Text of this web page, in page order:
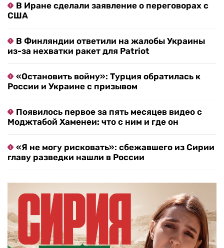
В Иране сделали заявление о переговорах с
США
В Финляндии ответили на жалобы Украины
из-за нехватки ракет для Patriot
«Остановить войну»: Турция обратилась к
России и Украине с призывом
Появилось первое за пять месяцев видео с
Моджтабой Хаменеи: что с ним и где он
«Я не могу рисковать»: сбежавшего из Сирии
главу разведки нашли в России